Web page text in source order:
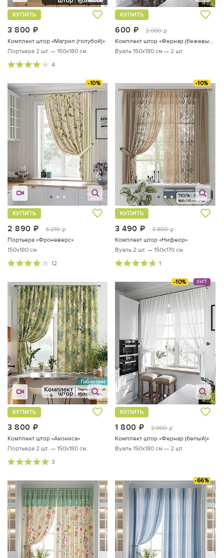
3 800
КУПИТЬ
Комплект штор «Магрил (голубой)»
Портьера 2 шт. — 150х180 см.
4
600 руб.
2 000 руб.
КУПИТЬ
Вуаль 150х180 см — 2 шт.
-10%
2 890 руб.
3 210 руб.
КУПИТЬ
Портьера «Фроневерс»
150x180 см
12
-10%
3 490 руб.
3 880 руб.
КУПИТЬ
Комплект штор «Нифеор»
Вуаль 2 шт. — 150х170 см
1
3 800
КУПИТЬ
Комплект штор «Акониса»
Портьера 2 шт. — 150х180 см.
3
-10% ХИТ
1 800 руб.
2 000 руб.
КУПИТЬ
Комплект штор «Фернар (белый)»
Вуаль 150х180 см — 2 шт.
-66%